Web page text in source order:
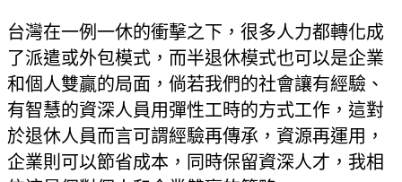
台灣在一例一休的衝擊之下，很多人力都轉化成
了派遣或外包模式，而半退休模式也可以是企業
和個人雙贏的局面，倘若我們的社會讓有經驗、
有智慧的資深人員用彈性工時的方式工作，這對
於退休人員而言可謂經驗再傳承，資源再運用，
企業則可以節省成本，同時保留資深人才，我相